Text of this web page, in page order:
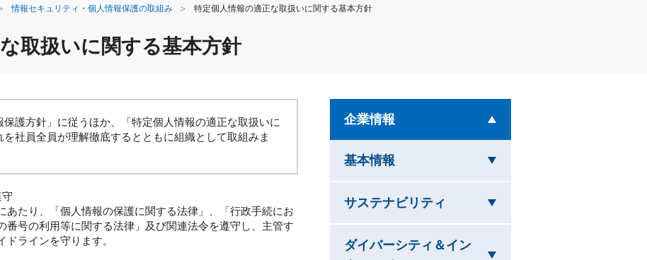
情報セキュリティ・個人情報保護の取組み 特定個人情報の適正な取扱いに関する基本方針
取扱いに関する基本方針
護方針」に従うほか、「特定個人情報の適正な取扱いに
社員全員が理解徹底するとともに組織として取組みま
あたり、「個人情報の保護に関する法律」、「行政手続にお
番号の利用等に関する法律」及び関連法令を遵守し、主管す
ラインを守ります。
企業情報
基本情報
サステナビリティ を閉じています
ダイバーシティ＆イン